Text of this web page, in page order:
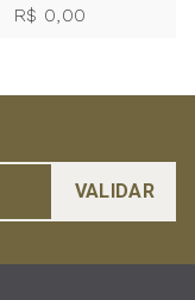
R$ 0,00